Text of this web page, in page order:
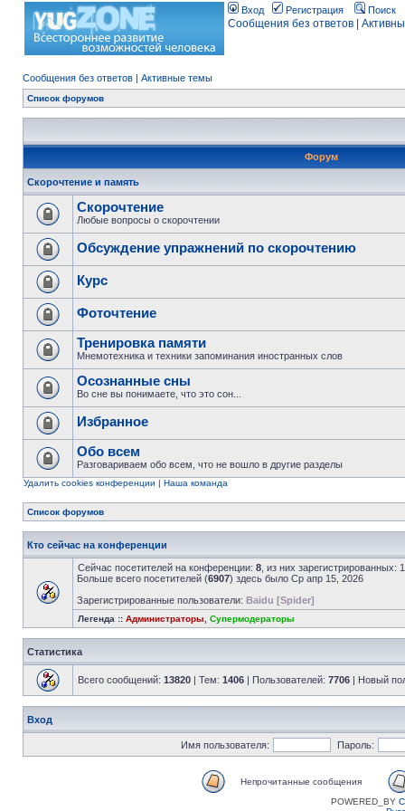
Вход Регистрация Поиск
Сообщения без ответов
Сообщения без ответов | Активные темы
Список форумов
Форум
Скорочтение и память
Скорочтение
Любые вопросы о скорочтении
Обсуждение упражнений по скорочтению
Курс
Фоточтение
Тренировка памяти
Мнемотехника и техники запоминания иностранных слов
Осознанные сны
Во сне вы понимаете, что это сон...
Избранное
Обо всем
Разговариваем обо всем, что не вошло в другие разделы
Удалить cookies конференции | Наша команда
Список форумов
Кто сейчас на конференции
Сейчас посетителей на конференции: 8 , из них
Больше всего посетителей (6907) здесь было Ср апр 15, 2026
Зарегистрированные пользователи: Baidu [Spider]
Легенда :: Администраторы Супермодераторы
Статистика
Всего сообщений: 13820 | Тем: 1406 | Пользователей: 7706 | Новый
Вход
Имя пользователя: Пароль:
Непрочитанные сообщения
POWERED_BY